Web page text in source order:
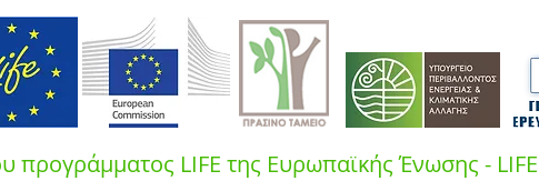
προγράμματος LIFE της Ευρωπαϊκής Ένωσης -